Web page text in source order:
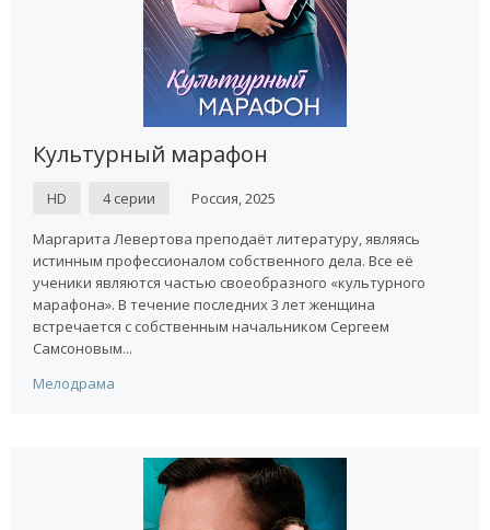
Культурный марафон
HD 4 серии Россия, 2025
Маргарита Левертова преподаёт литературу, являясь
истинным профессионалом собственного дела. Все её
ученики являются частью своеобразного «культурного
марафона». В течение последних 3 лет женщина
встречается с собственным начальником Сергеем
Самсоновым...
Мелодрама